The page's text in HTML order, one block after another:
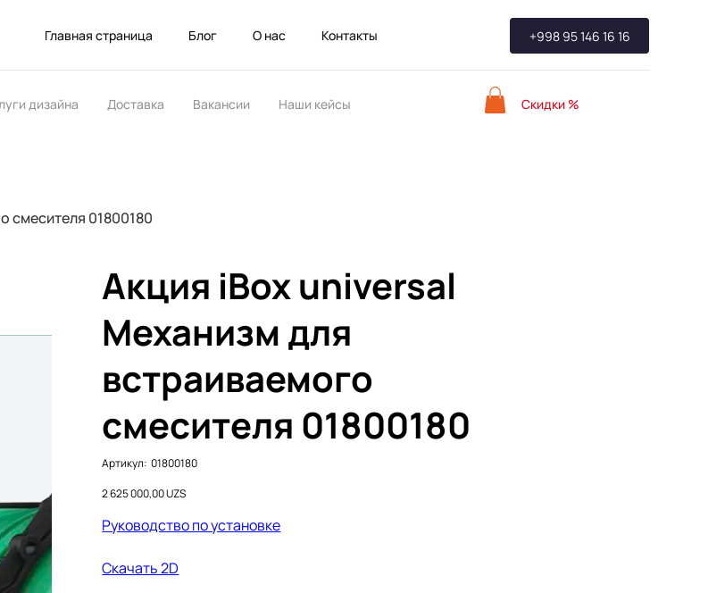
Главная страница Блог О нас Контакты +998 95 146 16 16
дизайна Доставка Вакансии Наши кейсы Скидки %
смесителя 01800180
Акция iBox universal
Механизм для
встраиваемого
смесителя 01800180
Артикул: Артикул:
01800180
01800180
Цена
2 625 000,00 UZS
Руководство по установке
Скачать 2D